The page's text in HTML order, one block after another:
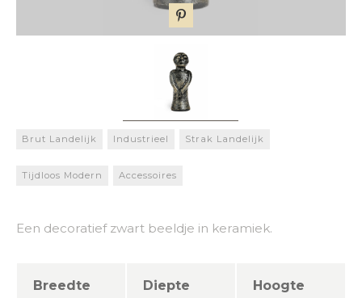
Brut Landelijk Industrieel Strak Landelijk
Tijdloos Modern Accessoires
Een decoratief zwart beeldje in keramiek.
Breedte
Diepte
Hoogte